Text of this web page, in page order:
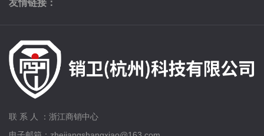
友情链接：
联 系 人 ：浙江商销中心